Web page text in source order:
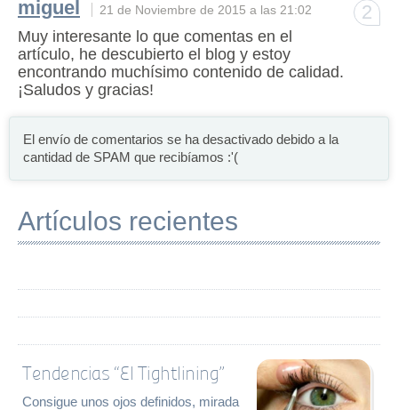
2
miguel 21 de Noviembre de 2015 a las 21:02
Muy interesante lo que comentas en el
artículo, he descubierto el blog y estoy
encontrando muchísimo contenido de calidad.
¡Saludos y gracias!
El envío de comentarios se ha desactivado debido a la
cantidad de SPAM que recibíamos :'(
Artículos recientes
Tendencias “El Tightlining”
Consigue unos ojos definidos, mirada